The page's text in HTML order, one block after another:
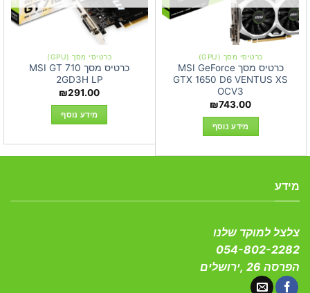
כרטיסי מסך (GPU)
כרטיס מסך MSI GeForce
GTX 1650 D6 VENTUS XS
OCV3
₪743.00
מידע נוסף
כרטיסי מסך (GPU)
כרטיס מסך MSI GT 710
2GD3H LP
₪291.00
מידע נוסף
מידע
צלצל למוקד שלנו
054-802-2282
הפרסה 26 ,ירושלים